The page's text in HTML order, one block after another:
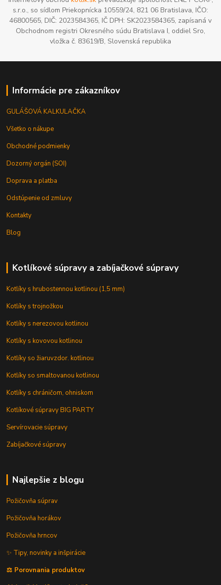
s.r.o., so sídlom Priekopnícka 10559/24, 821 06 Bratislava, IČO:
46800565, DIČ: 2023584365, IČ DPH: SK2023584365, zapísaná v
Obchodnom registri Okresného súdu Bratislava I, oddiel Sro,
vložka č. 83619/B, Slovenská republika
Informácie pre zákazníkov
GULÁŠOVÁ KALKULAČKA
Všetko o nákupe
Obchodné podmienky
Dozorný orgán (SOI)
Doprava a platba
Odstúpenie od zmluvy
Kontakty
Blog
Kotlíkové súpravy a zabíjačkové súpravy
Kotlíky s hrubostennou kotlinou (1,5 mm)
Kotlíky s trojnožkou
Kotlíky s nerezovou kotlinou
Kotlíky s kovovou kotlinou
Kotlíky so žiaruvzdor. kotlinou
Kotlíky so smaltovanou kotlinou
Kotlíky s chráničom, ohniskom
Kotlíkové súpravy BIG PARTY
Servírovacie súpravy
Zabíjačkové súpravy
Najlepšie z blogu
Požičovňa súprav
Požičovňa horákov
Požičovňa hrncov
✨ Tipy, novinky a inšpirácie
⚖️ Porovnania produktov